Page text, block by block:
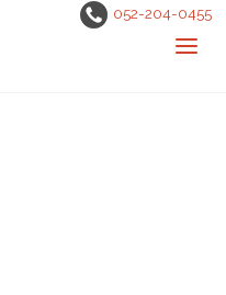
052-204-0455